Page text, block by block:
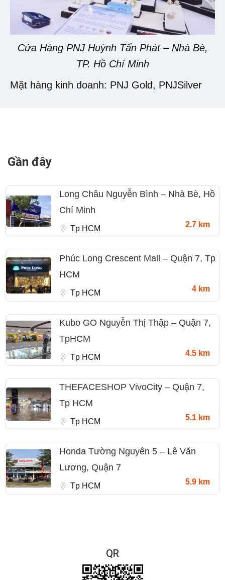
Cửa Hàng PNJ Huỳnh Tấn Phát – Nhà Bè,
TP. Hồ Chí Minh
Mặt hàng kinh doanh: PNJ Gold, PNJSilver
Gần đây
Long Châu Nguyễn Bình – Nhà Bè, Hồ
Chí Minh
Tp HCM 2.7 km
Phúc Long Crescent Mall – Quận 7, Tp
HCM
Tp HCM 4 km
Kubo GO Nguyễn Thị Thập – Quận 7,
TpHCM
Tp HCM 4.5 km
THEFACESHOP VivoCity – Quận 7,
Tp HCM
Tp HCM 5.1 km
Honda Tường Nguyên 5 – Lê Văn
Lương, Quận 7
Tp HCM 5.9 km
QR